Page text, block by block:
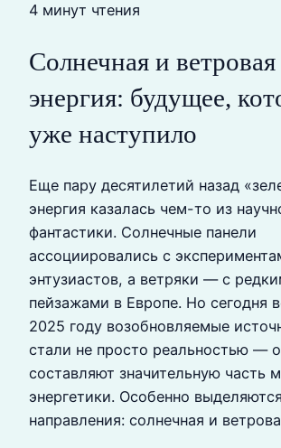
4 минут чтения
Солнечная и ветровая
энергия: будущее,
уже наступило
Еще пару десятилетий назад
энергия казалась чем-то из
фантастики. Солнечные панели
ассоциировались с
энтузиастов, а ветряки — с
пейзажами в Европе. Но сегодня
2025 году возобновляемые
стали не просто реальностью —
составляют значительную часть
энергетики. Особенно
направления: солнечная и